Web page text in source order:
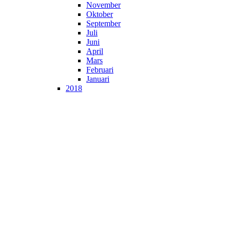
November
Oktober
September
Juli
Juni
April
Mars
Februari
Januari
2018